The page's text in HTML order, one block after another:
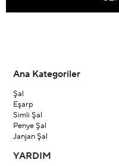
Ana Kategoriler
Şal
Eşarp
Simli Şal
Penye Şal
Janjan Şal
YARDIM